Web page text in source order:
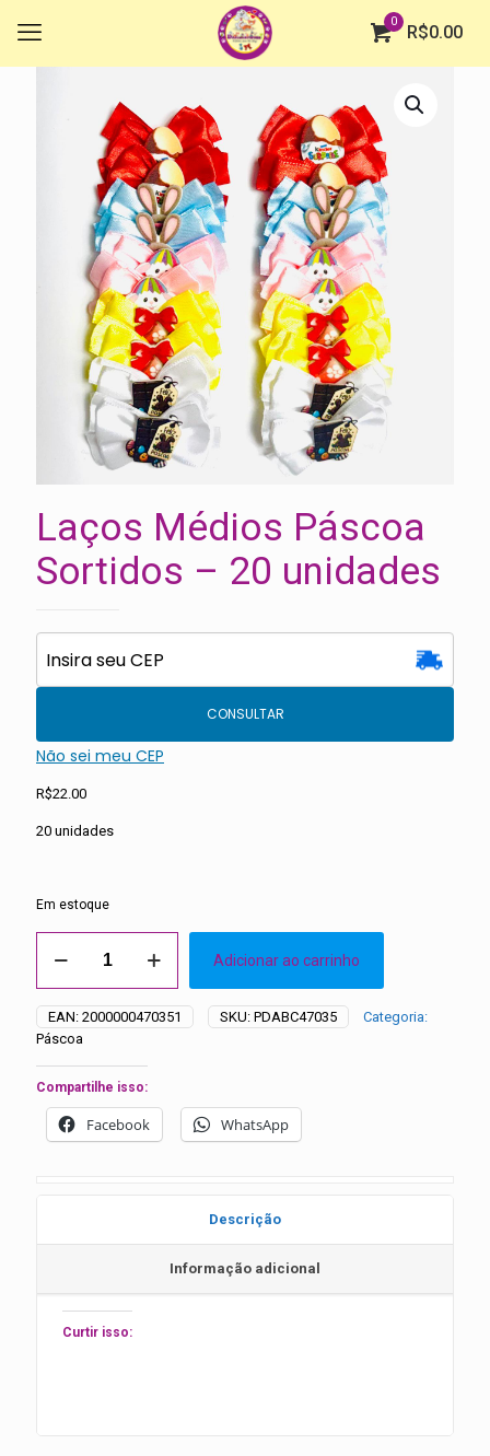
0
R$0.00
Laços Médios Páscoa
Sortidos – 20 unidades
CONSULTAR
Não sei meu CEP
R$22.00
20 unidades
Em estoque
Médios
Sortidos
-
20
unidades
quantidade
Adicionar ao carrinho
EAN: 2000000470351 SKU: PDABC47035
Categoria:
Páscoa
Compartilhe isso:
Facebook WhatsApp
Descrição
Informação adicional
Curtir isso: